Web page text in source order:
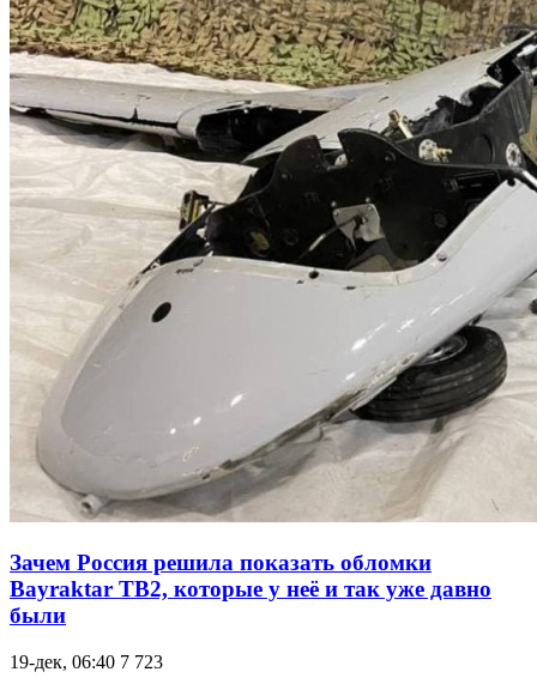
Зачем Россия решила показать обломки
Bayraktar TB2, которые у неё и так уже давно
были
19-дек, 06:40 7 723